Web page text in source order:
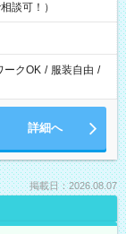
談可！）
ークOK / 服装自由 /
詳細へ
掲載日：2026.08.07